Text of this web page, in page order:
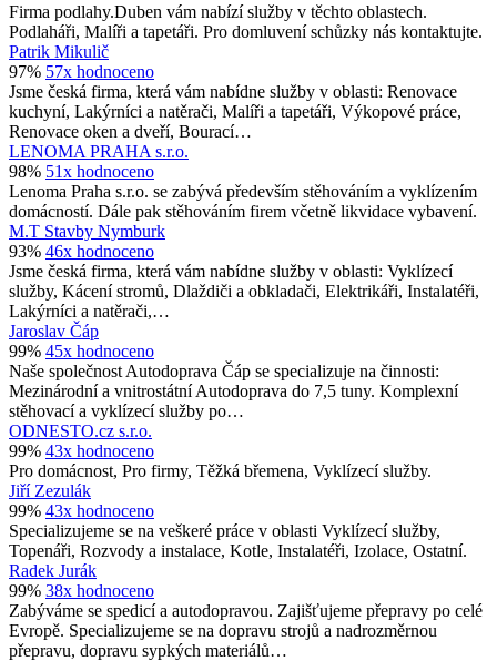
Firma podlahy.Duben vám nabízí služby v těchto oblastech.
Podlaháři, Malíři a tapetáři. Pro domluvení schůzky nás kontaktujte.
Patrik Mikulič
97% 57x hodnoceno
Jsme česká firma, která vám nabídne služby v oblasti: Renovace
kuchyní, Lakýrníci a natěrači, Malíři a tapetáři, Výkopové práce,
Renovace oken a dveří, Bourací…
LENOMA PRAHA s.r.o.
98% 51x hodnoceno
Lenoma Praha s.r.o. se zabývá především stěhováním a vyklízením
domácností. Dále pak stěhováním firem včetně likvidace vybavení.
M.T Stavby Nymburk
93% 46x hodnoceno
Jsme česká firma, která vám nabídne služby v oblasti: Vyklízecí
služby, Kácení stromů, Dlaždiči a obkladači, Elektrikáři, Instalatéři,
Lakýrníci a natěrači,…
Jaroslav Čáp
99% 45x hodnoceno
Naše společnost Autodoprava Čáp se specializuje na činnosti:
Mezinárodní a vnitrostátní Autodoprava do 7,5 tuny. Komplexní
stěhovací a vyklízecí služby po…
ODNESTO.cz s.r.o.
99% 43x hodnoceno
Pro domácnost, Pro firmy, Těžká břemena, Vyklízecí služby.
Jiří Zezulák
99% 43x hodnoceno
Specializujeme se na veškeré práce v oblasti Vyklízecí služby,
Topenáři, Rozvody a instalace, Kotle, Instalatéři, Izolace, Ostatní.
Radek Jurák
99% 38x hodnoceno
Zabýváme se spedicí a autodopravou. Zajišťujeme přepravy po celé
Evropě. Specializujeme se na dopravu strojů a nadrozměrnou
přepravu, dopravu sypkých materiálů…